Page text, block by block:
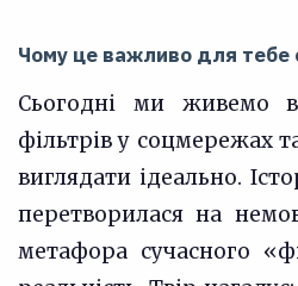
Чому це важливо для тебе
Сьогодні ми живемо в
фільтрів у соцмережах
виглядати ідеально.
перетворилася на
метафора сучасного